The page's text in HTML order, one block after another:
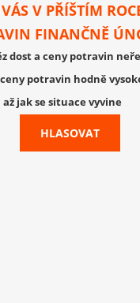
V PŘÍŠTÍM
FINANČNĚ
dost a ceny potravin
potravin hodně
až jak se situace vyvine